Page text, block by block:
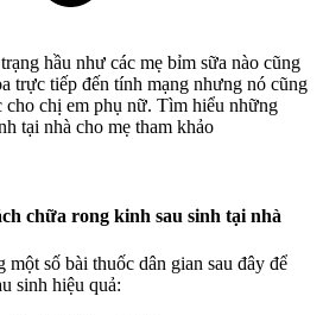
hầu như các mẹ bỉm sữa nào cũng
trực tiếp đến tính mạng nhưng nó cũng
cho chị em phụ nữ. Tìm hiểu những
tại nhà cho mẹ tham khảo
chữa rong kinh sau sinh tại nhà
một số bài thuốc dân gian sau đây để
sinh hiệu quả: